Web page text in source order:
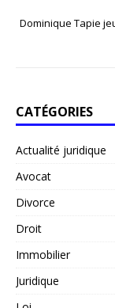
Dominique Tapie
CATÉGORIES
Actualité juridique
Avocat
Divorce
Droit
Immobilier
Juridique